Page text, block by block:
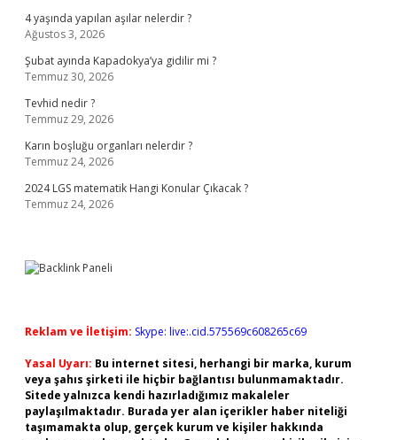
4 yaşında yapılan aşılar nelerdir ?
Ağustos 3, 2026
Şubat ayında Kapadokya’ya gidilir mi ?
Temmuz 30, 2026
Tevhid nedir ?
Temmuz 29, 2026
Karın boşluğu organları nelerdir ?
Temmuz 24, 2026
2024 LGS matematik Hangi Konular Çıkacak ?
Temmuz 24, 2026
Reklam ve İletişim: Skype: live:.cid.575569c608265c69
Yasal Uyarı: Bu internet sitesi, herhangi bir marka, kurum
veya şahıs şirketi ile hiçbir bağlantısı bulunmamaktadır.
Sitede yalnızca kendi hazırladığımız makaleler
paylaşılmaktadır. Burada yer alan içerikler haber niteliği
taşımamakta olup, gerçek kurum ve kişiler hakkında